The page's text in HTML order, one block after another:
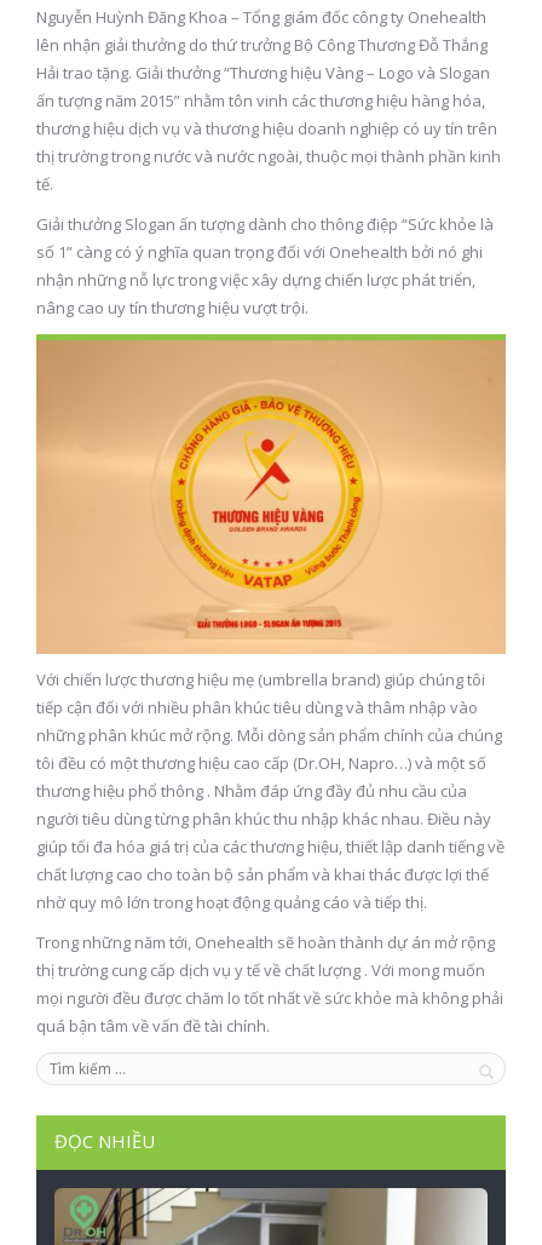
Nguyễn Huỳnh Đăng Khoa – Tổng giám đốc công ty Onehealth
lên nhận giải thưởng do thứ trưởng Bộ Công Thương Đỗ Thắng
Hải trao tặng. Giải thưởng “Thương hiệu Vàng – Logo và Slogan
ấn tượng năm 2015” nhằm tôn vinh các thương hiệu hàng hóa,
thương hiệu dịch vụ và thương hiệu doanh nghiệp có uy tín trên
thị trường trong nước và nước ngoài, thuộc mọi thành phần kinh
tế.
Giải thưởng Slogan ấn tượng dành cho thông điệp “Sức khỏe là
số 1” càng có ý nghĩa quan trọng đối với Onehealth bởi nó ghi
nhận những nỗ lực trong việc xây dựng chiến lược phát triển,
nâng cao uy tín thương hiệu vượt trội.
Với chiến lược thương hiệu mẹ (umbrella brand) giúp chúng tôi
tiếp cận đối với nhiều phân khúc tiêu dùng và thâm nhập vào
những phân khúc mở rộng. Mỗi dòng sản phẩm chính của chúng
tôi đều có một thương hiệu cao cấp (Dr.OH, Napro…) và một số
thương hiệu phổ thông . Nhằm đáp ứng đầy đủ nhu cầu của
người tiêu dùng từng phân khúc thu nhập khác nhau. Điều này
giúp tối đa hóa giá trị của các thương hiệu, thiết lập danh tiếng về
chất lượng cao cho toàn bộ sản phẩm và khai thác được lợi thế
nhờ quy mô lớn trong hoạt động quảng cáo và tiếp thị.
Trong những năm tới, Onehealth sẽ hoàn thành dự án mở rộng
thị trường cung cấp dịch vụ y tế về chất lượng . Với mong muốn
mọi người đều được chăm lo tốt nhất về sức khỏe mà không phải
quá bận tâm về vấn đề tài chính.
ĐỌC NHIỀU